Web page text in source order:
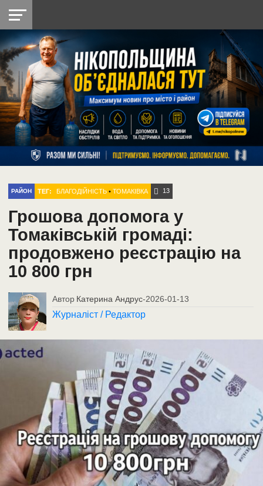
НІКОПОЛЬ
РАЙОН
СІЧЕСЛАВСЬКА
УКРАЇНА
РЕТРО
НІКОПОЛЬ
ЛАЙТ
УКРАЇНА
ДОПОМОГА
РАДІО
РАЙОН ТЕГ: БЛАГОДІЙНІСТЬ •ТОМАКІВКА 13
Грошова допомога у
Томаківській громаді:
продовжено реєстрацію на
10 800 грн
Автор Катерина Андрус-2026-01-13
Журналіст / Редактор